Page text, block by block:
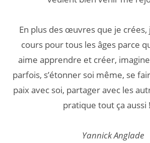
En plus des œuvres que je
cours pour tous les âges parce
aime apprendre et créer,
parfois, s’étonner soi même, se
paix avec soi, partager avec les
pratique tout ça aussi !
Yannick Anglade